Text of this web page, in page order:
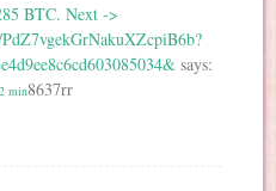
BTC. Next ->
says:
min8637rr